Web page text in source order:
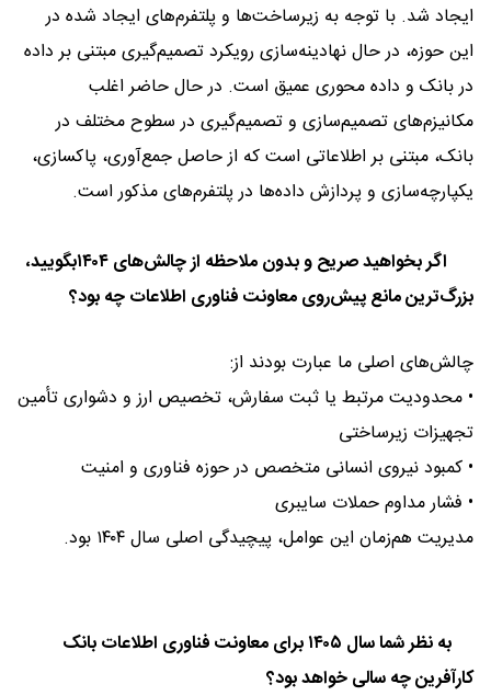
ایجاد شد. با توجه به زیرساخت‌ها و پلتفرم‌های ایجاد شده در
این حوزه، در حال نهادینه‌سازی رویکرد تصمیم‌گیری مبتنی بر داده
در بانک و داده محوری عمیق است. در حال حاضر اغلب
مکانیزم‌های تصمیم‌سازی و تصمیم‌گیری در سطوح مختلف در
بانک، مبتنی بر اطلاعاتی است که از حاصل جمع‌آوری، پاکسازی،
یکپارچه‌سازی و پردازش داده‌ها در پلتفرم‌های مذکور است.
اگر بخواهید صریح و بدون ملاحظه از چالش‌های ۱۴۰۴بگویید،
بزرگ‌ترین مانع پیش‌روی معاونت فناوری اطلاعات چه بود؟
چالش‌های اصلی ما عبارت بودند از:
• محدودیت مرتبط یا ثبت سفارش، تخصیص ارز و دشواری تأمین
تجهیزات زیرساختی
• کمبود نیروی انسانی متخصص در حوزه فناوری و امنیت
• فشار مداوم حملات سایبری
مدیریت هم‌زمان این عوامل، پیچیدگی اصلی سال ۱۴۰۴ بود.
به نظر شما سال ۱۴۰۵ برای معاونت فناوری اطلاعات بانک
کارآفرین چه سالی خواهد بود؟